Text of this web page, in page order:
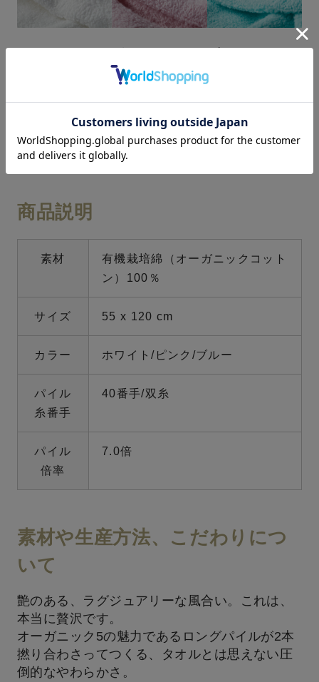
ホワイト/ピンク/ブルーの全3色
ご注意：カラーは、お客様の閲覧環境により多
少の違いが生じる場合があります。ご了承下さ
い。
商品説明
素材
有機栽培綿（オーガニックコット
ン）100％
サイズ 55 x 120 cm
カラー ホワイト/ピンク/ブルー
パイル
糸番手
40番手/双糸
パイル
倍率
7.0倍
素材や生産方法、こだわりにつ
いて
艶のある、ラグジュアリーな風合い。これは、
本当に贅沢です。
オーガニック5の魅力であるロングパイルが2本
撚り合わさってつくる、タオルとは思えない圧
倒的なやわらかさ。